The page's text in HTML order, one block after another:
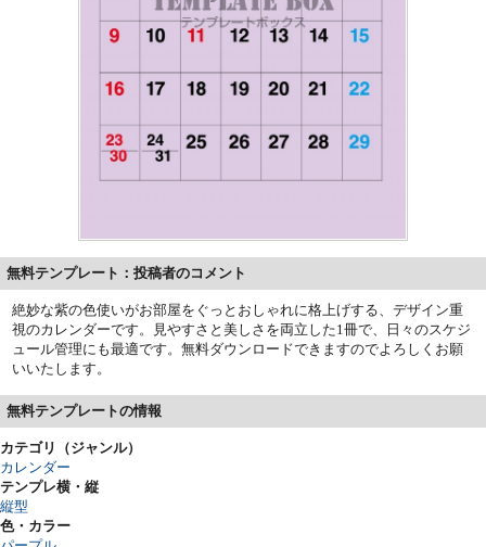
無料テンプレート：投稿者のコメント
絶妙な紫の色使いがお部屋をぐっとおしゃれに格上げする、デザイン重
視のカレンダーです。見やすさと美しさを両立した1冊で、日々のスケジ
ュール管理にも最適です。無料ダウンロードできますのでよろしくお願
いいたします。
無料テンプレートの情報
カテゴリ（ジャンル）
カレンダー
テンプレ横・縦
縦型
色・カラー